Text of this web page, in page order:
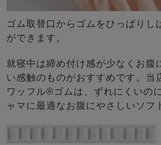
ゴム取替口からゴムをひっぱりし
ができます。
就寝中は締め付け感が少なくお腹
い感触のものがおすすめです。当
ワッフル®ゴムは、ずれにくいの
ャマに最適なお腹にやさしいソフ